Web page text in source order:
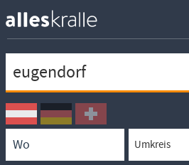
Ortssuche
Umkreissuche
Arbeitsform